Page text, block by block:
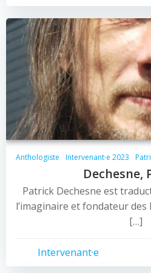
Anthologiste Intervenant·e 2023
Dechesne,
Patrick Dechesne est
l’imaginaire et fondateur des
[…]
Intervenant·e